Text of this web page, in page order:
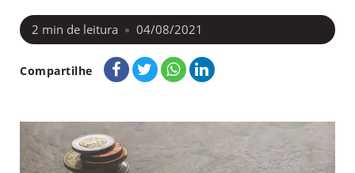
2 min de leitura 04/08/2021
Compartilhe